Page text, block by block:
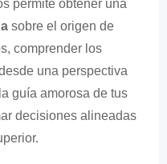
permite obtener una
sobre el origen de
comprender los
una perspectiva
guía amorosa de tus
decisiones alineadas